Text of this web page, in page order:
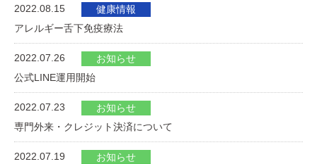
2022.08.15
健康情報
アレルギー舌下免疫療法
2022.07.26
お知らせ
公式LINE運用開始
2022.07.23
お知らせ
専門外来・クレジット決済について
2022.07.19
お知らせ